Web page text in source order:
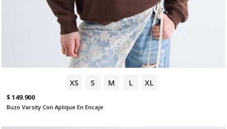
XS S M L XL
$ 149.900
Buzo Varsity Con Aplique En Encaje